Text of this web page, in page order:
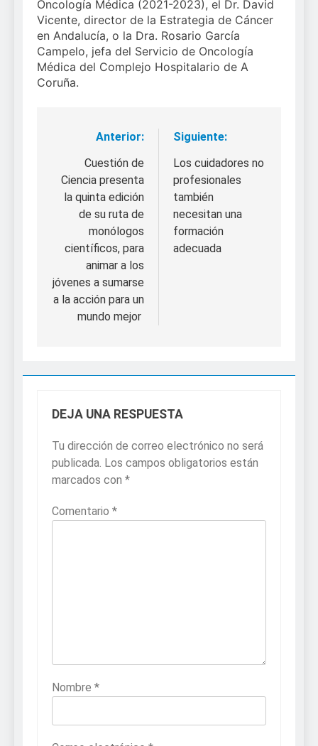
Oncología Médica (2021-2023), el Dr. David
Vicente, director de la Estrategia de Cáncer
en Andalucía, o la Dra. Rosario García
Campelo, jefa del Servicio de Oncología
Médica del Complejo Hospitalario de A
Coruña.
Navegación
entradas
Anterior:
Cuestión de
Ciencia presenta
la quinta edición
de su ruta de
monólogos
científicos, para
animar a los
jóvenes a sumarse
a la acción para un
mundo mejor
Siguiente:
Los cuidadores no
profesionales
también
necesitan una
formación
adecuada
DEJA UNA RESPUESTA
Tu dirección de correo electrónico no será
publicada. Los campos obligatorios están
marcados con *
Comentario *
Nombre *